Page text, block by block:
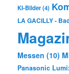
KI-Bilder(4)
LA GACILLY -
Messen (10)
Panasonic